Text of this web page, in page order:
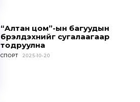
Don't miss
out!
“Алтан цом”-ын багуудын
бүрэлдэхүүнийг сугалаагаар
тодруулна
СПОРТ 2025-10-20